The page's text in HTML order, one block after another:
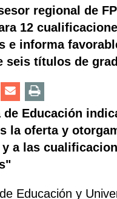
regional de
12
e informa
seis títulos de
de Educación
la oferta y
a las
Educación y